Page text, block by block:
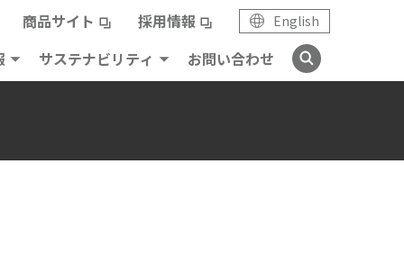
商品サイト 採用情報 English
サステナビリティ お問い合わせ